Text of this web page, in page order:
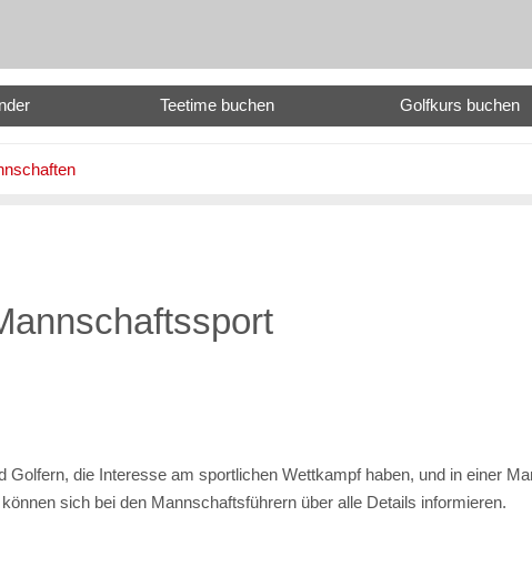
Teetime buchen Golfkurs buchen
Golfern, die Interesse am sportlichen Wettkampf haben, und in einer
sich bei den Mannschaftsführern über alle Details informieren.